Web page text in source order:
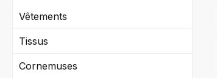
Vêtements
Tissus
Cornemuses